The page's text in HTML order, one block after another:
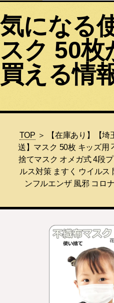
気になる
スク 50枚
買える情
TOP ＞ 【在庫あり】【
送】マスク 50枚 キッズ用
捨てマスク オメガ式 4段
ルス対策 ますく ウイルス
ンフルエンザ 風邪 コロ